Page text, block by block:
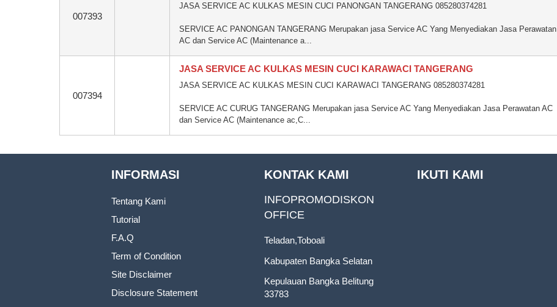
007393
JASA SERVICE AC KULKAS MESIN CUCI PANONGAN TANGERANG 085280374281
SERVICE AC PANONGAN TANGERANG Merupakan jasa Service AC Yang Menyediakan Jasa Perawatan
AC dan Service AC (Maintenance a...
007394
JASA SERVICE AC KULKAS MESIN CUCI KARAWACI TANGERANG
JASA SERVICE AC KULKAS MESIN CUCI KARAWACI TANGERANG 085280374281
SERVICE AC CURUG TANGERANG Merupakan jasa Service AC Yang Menyediakan Jasa Perawatan AC
dan Service AC (Maintenance ac,C...
INFORMASI
Tentang Kami
Tutorial
F.A.Q
Term of Condition
Site Disclaimer
Disclosure Statement
KONTAK KAMI
INFOPROMODISKON
OFFICE
Teladan,Toboali
Kabupaten Bangka Selatan
Kepulauan Bangka Belitung
33783
IKUTI KAMI